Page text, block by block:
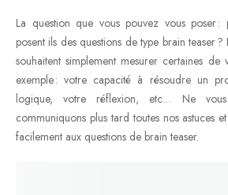
La question que vous pouvez vous poser :
posent ils des questions de type brain teaser ?
souhaitent simplement mesurer certaines
exemple : votre capacité à résoudre un
logique, votre réflexion, etc… Ne
communiquons plus tard toutes nos astuces
facilement aux questions de brain teaser.